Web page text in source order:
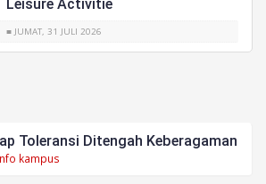
Leisure Activitie
■ JUMAT, 31 JULI 2026
Toleransi Ditengah Keberagaman
kampus